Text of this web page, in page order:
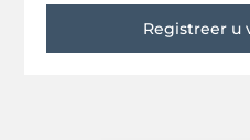
Registreer u